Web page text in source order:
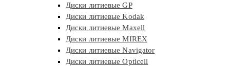
Диски литиевые GP
Диски литиевые Kodak
Диски литиевые Maxell
Диски литиевые MIREX
Диски литиевые Navigator
Диски литиевые Opticell